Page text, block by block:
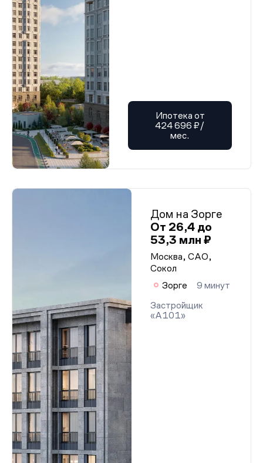
Ипотека от
424 696 ₽/
мес.
Дом на Зорге
От 26,4 до
53,3 млн ₽
Москва, САО,
Сокол
Зорге
9 минут
Застройщик
«А101»